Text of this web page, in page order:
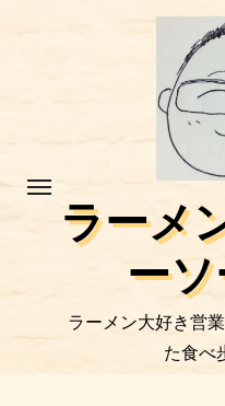
ラーメ
ー
ラーメン大好き営
た食べ